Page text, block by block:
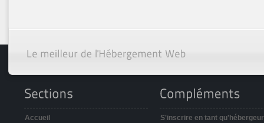
Accueil S'inscrire en tant qu'hébergeur